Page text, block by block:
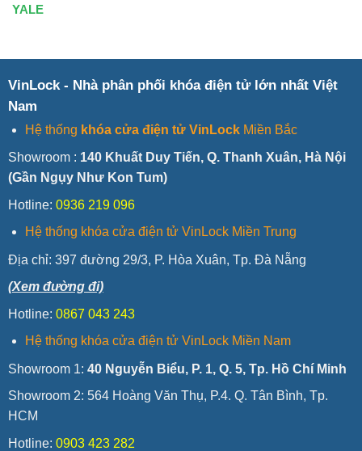
VinLock - Nhà phân phối khóa điện tử lớn nhất Việt
Nam
Hệ thống khóa cửa điện tử VinLockMiền Bắc
Showroom : 140 Khuất Duy Tiến, Q. Thanh Xuân, Hà Nội
(Gần Ngụy Như Kon Tum)
Hotline: 0936 219 096
Hệ thống khóa cửa điện tử VinLock Miền Trung
Địa chỉ: 397 đường 29/3, P. Hòa Xuân, Tp. Đà Nẵng
(Xem đường đi)
Hotline: 0867 043 243
Hệ thống khóa cửa điện tử VinLock Miền Nam
Showroom 1: 40 Nguyễn Biểu, P. 1, Q. 5, Tp. Hồ Chí Minh
Showroom 2: 564 Hoàng Văn Thụ, P.4. Q. Tân Bình, Tp.
HCM
Hotline: 0903 423 282